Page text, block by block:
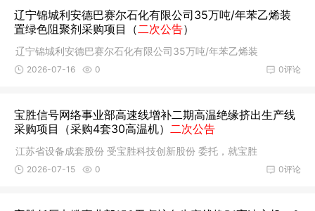
辽宁锦城利安德巴赛尔石化有限公司35万吨/年苯乙烯装
置绿色阻聚剂采购项目（二次公告）
辽宁锦城利安德巴赛尔石化有限公司35万吨/年苯乙烯装
0评论
2026-07-16 0
宝胜信号网络事业部高速线增补二期高温绝缘挤出生产线
采购项目（采购4套30高温机） 二次公告
江苏省设备成套股份 受宝胜科技创新股份 委托，就宝胜
0评论
2026-07-15 0